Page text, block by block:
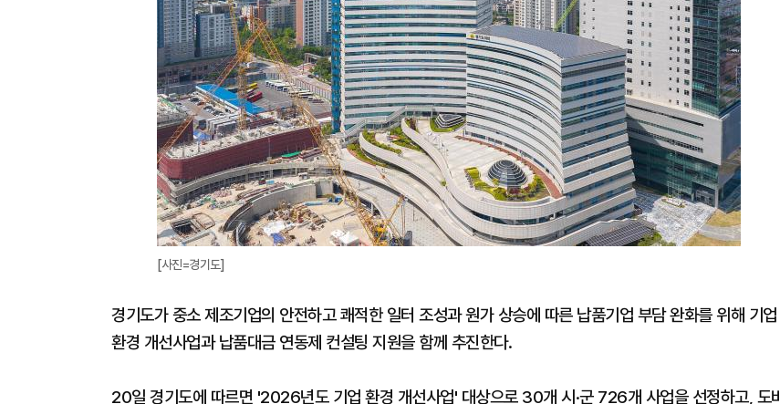
[사진=경기도]
경기도가 중소 제조기업의 안전하고 쾌적한 일터 조성과 원가 상승에 따른 납품기업 부담 완화를 위해 기업
환경 개선사업과 납품대금 연동제 컨설팅 지원을 함께 추진한다.
20일 경기도에 따르면 '2026년도 기업 환경 개선사업' 대상으로 30개 시·군 726개 사업을 선정하고, 도비